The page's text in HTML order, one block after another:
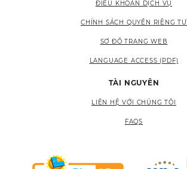
ĐIỀU KHOẢN DỊCH VỤ
CHÍNH SÁCH QUYỀN RIÊNG TƯ
SƠ ĐỒ TRANG WEB
LANGUAGE ACCESS (PDF)
TÀI NGUYÊN
LIÊN HỆ VỚI CHÚNG TÔI
FAQS